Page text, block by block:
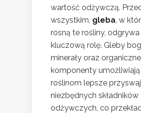
wartość odżywczą.
wszystkim, gleba, w
rosną te rośliny, odgrywa
kluczową rolę. Gleby
minerały oraz organiczne
komponenty umożliwiają
roślinom lepsze
niezbędnych składników
odżywczych, co